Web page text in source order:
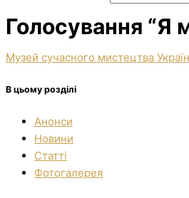
Голосування “Я
Музей сучасного мистецтва
В цьому розділі
Анонси
Новини
Статті
Фотогалерея